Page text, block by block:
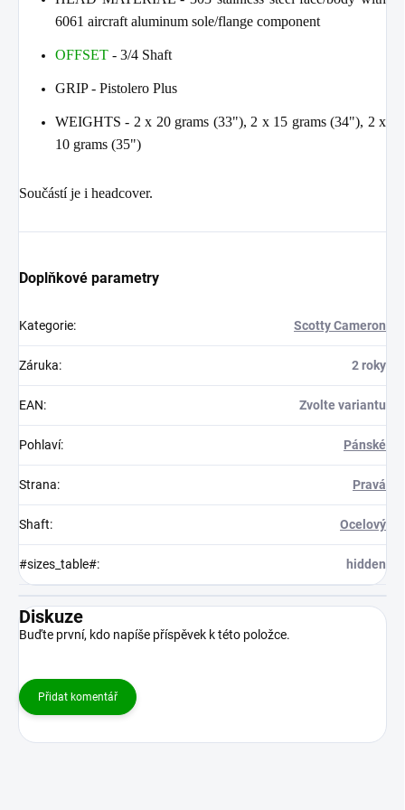
6061 aircraft aluminum sole/flange component
OFFSET - 3/4 Shaft
GRIP - Pistolero Plus
WEIGHTS - 2 x 20 grams (33"), 2 x 15 grams (34"), 2 x
10 grams (35")
Součástí je i headcover.
Doplňkové parametry
Kategorie: Scotty Cameron
Záruka: 2 roky
EAN: Zvolte variantu
Pohlaví: Pánské
Strana: Pravá
Shaft: Ocelový
#sizes_table#: hidden
Diskuze
Buďte první, kdo napíše příspěvek k této položce.
Přidat komentář